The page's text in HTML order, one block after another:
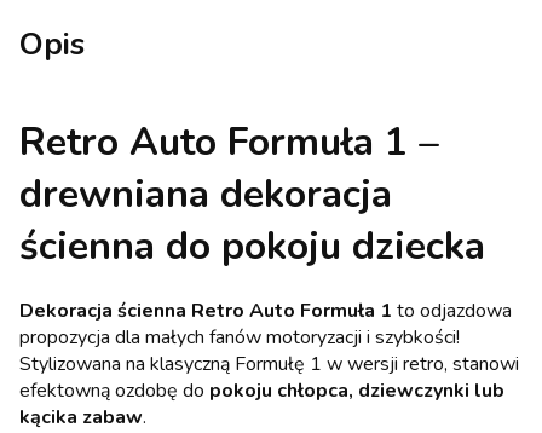
Opis
Retro Auto Formuła 1 –
drewniana dekoracja
ścienna do pokoju dziecka
Dekoracja ścienna Retro Auto Formuła 1 to odjazdowa
propozycja dla małych fanów motoryzacji i szybkości!
Stylizowana na klasyczną Formułę 1 w wersji retro, stanowi
efektowną ozdobę do pokoju chłopca, dziewczynki lub
kącika zabaw.